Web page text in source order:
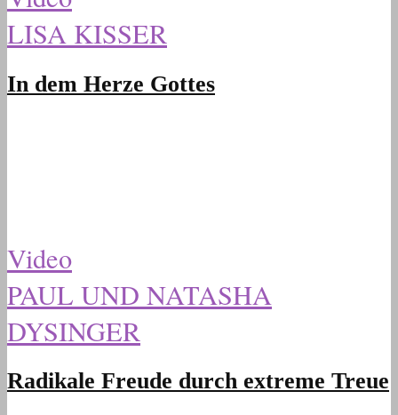
LISA KISSER
In dem Herze Gottes
Video
PAUL UND NATASHA
DYSINGER
Radikale Freude durch extreme Treue